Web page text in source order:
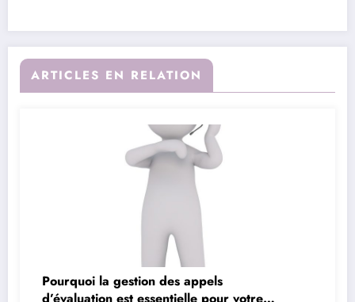
ARTICLES EN RELATION
Pourquoi la gestion des appels